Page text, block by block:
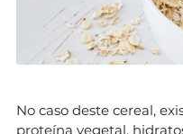
No caso deste cereal,
proteína vegetal,